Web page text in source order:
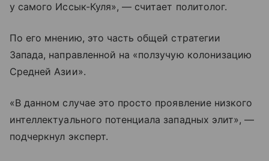
у самого Иссык-Куля», — считает политолог.
По его мнению, это часть общей стратегии
Запада, направленной на «ползучую колонизацию
Средней Азии».
«В данном случае это просто проявление низкого
интеллектуального потенциала западных элит», —
подчеркнул эксперт.